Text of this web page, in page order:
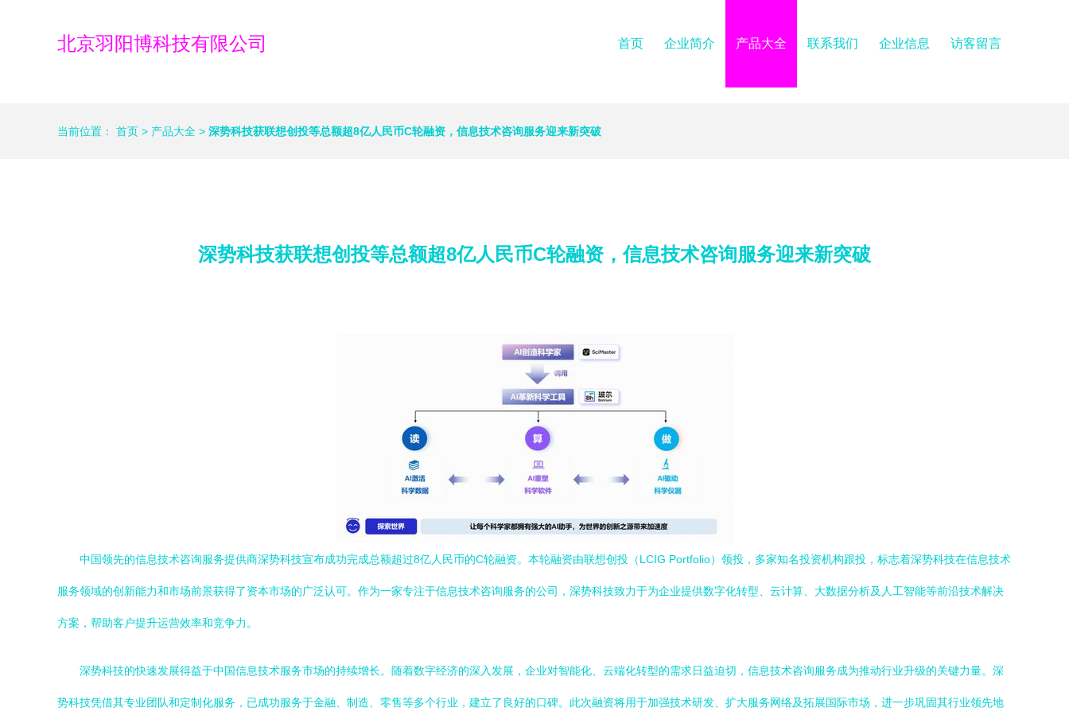
北京羽阳博科技有限公司 首页 企业简介 产品大全 联系我们 企业信息 访客留言
当前位置： 首页 > 产品大全 > 深势科技获联想创投等总额超8亿人民币C轮融资，信息技术咨询服务迎来新突破
深势科技获联想创投等总额超8亿人民币C轮融资，信息技术咨询服务迎来新突破
中国领先的信息技术咨询服务提供商深势科技宣布成功完成总额超过8亿人民币的C轮融资。本轮融资由联想创投（LCIG Portfolio）领投，多家知名投资机构跟投，标志着深势科技在信息技术
服务领域的创新能力和市场前景获得了资本市场的广泛认可。作为一家专注于信息技术咨询服务的公司，深势科技致力于为企业提供数字化转型、云计算、大数据分析及人工智能等前沿技术解决
方案，帮助客户提升运营效率和竞争力。
深势科技的快速发展得益于中国信息技术服务市场的持续增长。随着数字经济的深入发展，企业对智能化、云端化转型的需求日益迫切，信息技术咨询服务成为推动行业升级的关键力量。深
势科技凭借其专业团队和定制化服务，已成功服务于金融、制造、零售等多个行业，建立了良好的口碑。此次融资将用于加强技术研发、扩大服务网络及拓展国际市场，进一步巩固其行业领先地